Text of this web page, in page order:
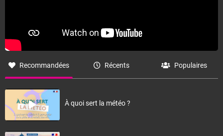
Recommandées Récents Populaires
À quoi sert la météo ?